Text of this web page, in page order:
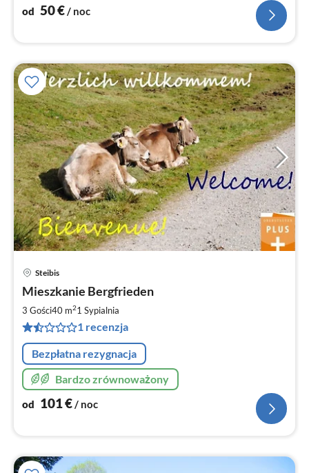
od 50€/ noc
Steibis
Mieszkanie Bergfrieden
3 Gości40 m21 Sypialnia
1 recenzja
Bezpłatna rezygnacja
Bardzo zrównoważony
od 101€/ noc